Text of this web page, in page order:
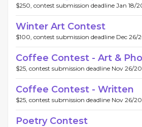
$250, contest submission deadline Jan 18/
Winter Art Contest
$100, contest submission deadline Dec 26/
Coffee Contest - Art &
$25, contest submission deadline Nov 26/
Coffee Contest - Written
$25, contest submission deadline Nov 26/
Poetry Contest